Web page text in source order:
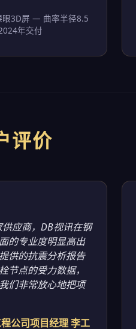
眼3D屏 — 曲率半径8.5
年交付
评价
应商，DB视讯在钢
的专业度明显高出
供的抗震分析报告
节点的受力数据，
们非常放心地把项
公司项目经理 李工